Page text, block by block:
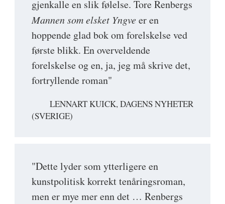
gjenkalle en slik følelse. Tore Renbergs
Mannen som elsket Yngveer en
hoppende glad bok om forelskelse ved
første blikk. En overveldende
forelskelse og en, ja, jeg må skrive det,
fortryllende roman"
LENNART KUICK, DAGENS NYHETER
(SVERIGE)
"Dette lyder som ytterligere en
kunstpolitisk korrekt tenåringsroman,
men er mye mer enn det … Renbergs